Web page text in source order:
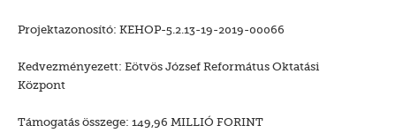
Projektazonosító: KEHOP-5.2.13-19-2019-00066
Kedvezményezett: Eötvös József Református Oktatási
Központ
Támogatás összege: 149,96 MILLIÓ FORINT